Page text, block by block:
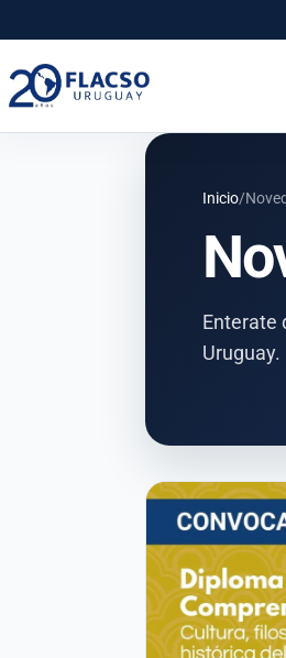
principal
Inicio/
Enterate
Uruguay.